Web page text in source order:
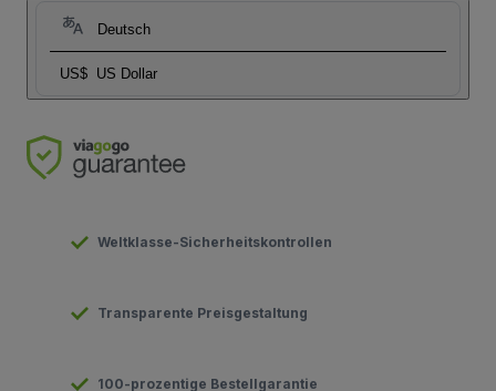
Deutsch
US$ US Dollar
Weltklasse-Sicherheitskontrollen
Transparente Preisgestaltung
100-prozentige Bestellgarantie